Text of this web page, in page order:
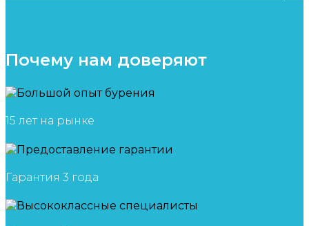
Почему нам доверяют
15 лет на рынке
Гарантия 3 года